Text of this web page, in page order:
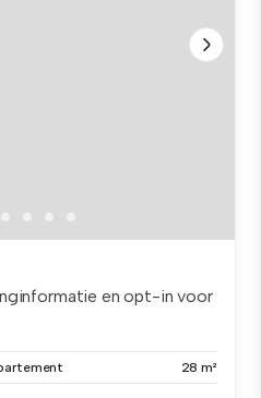
en opt-in voor
28 m²